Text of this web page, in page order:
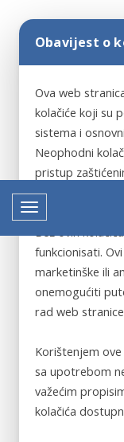
Obavijest o
Ova web
kolačiće koji su
sistema i
Neophodni
pristup
rad ključnih
Bez ovih
funkcionisati.
marketinške ili
onemogućiti
rad web
Korištenjem
sa upotrebom
važećim
kolačića